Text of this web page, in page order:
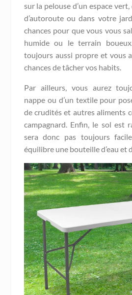
sur la pelouse d’un espace
d’autoroute ou dans votre
chances pour que vous vous
humide ou le terrain
toujours aussi propre et vous
chances de tâcher vos habits.
Par ailleurs, vous aurez
nappe ou d’un textile pour
de crudités et autres aliments
campagnard. Enfin, le sol est
sera donc pas toujours
équilibre une bouteille d’eau et